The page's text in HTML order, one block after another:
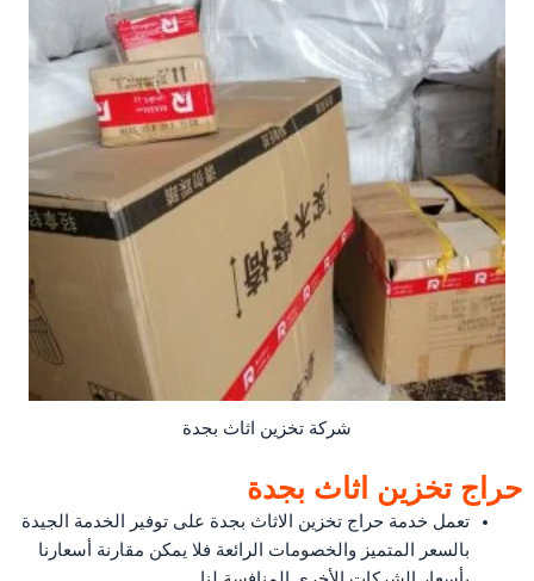
شركة تخزين اثاث بجدة
حراج تخزين اثاث بجدة
تعمل خدمة حراج تخزين الاثاث بجدة على توفير الخدمة الجيدة
بالسعر المتميز والخصومات الرائعة فلا يمكن مقارنة أسعارنا